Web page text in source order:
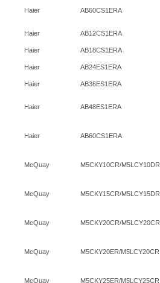
Haier AB60CS1ERA
Haier AB12CS1ERA
Haier AB18CS1ERA
Haier AB24ES1ERA
Haier AB36ES1ERA
Haier AB48ES1ERA
Haier AB60CS1ERA
McQuay M5CKY10CR/M5LCY10DR
McQuay M5CKY15CR/M5LCY15DR
McQuay M5CKY20CR/M5LCY20CR
McQuay M5CKY20ER/M5LCY20CR
McQuay M5CKY25ER/M5LCY25CR